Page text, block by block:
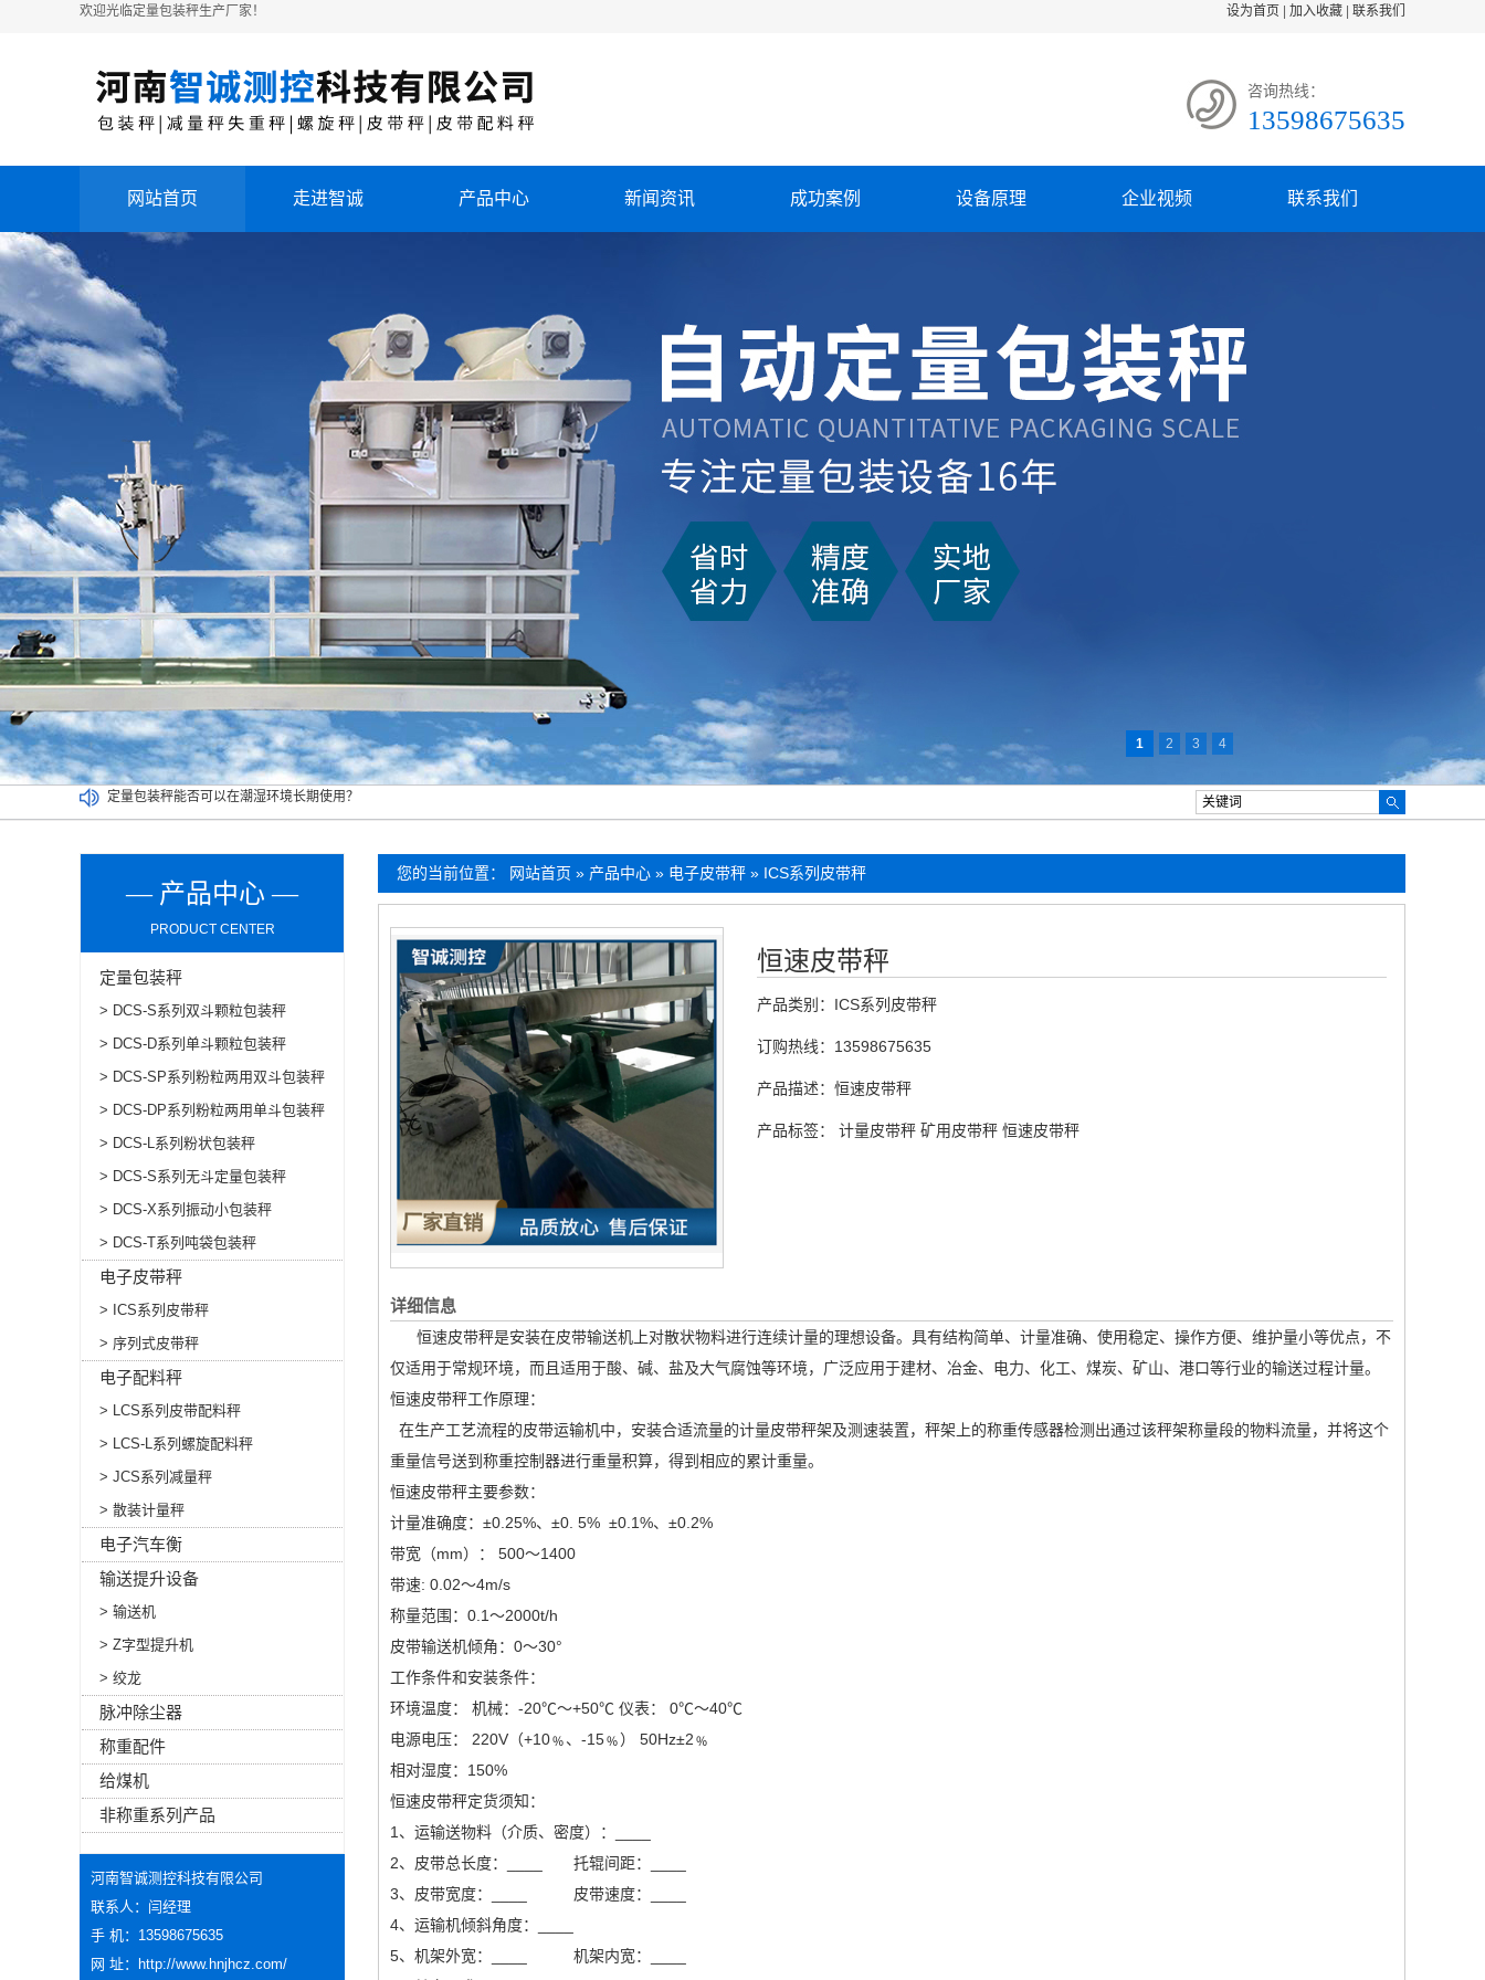
欢迎光临定量包装秤生产厂家！ 设为首页 加入收藏 联系我们
咨询热线：
13598675635
网站首页 走进智诚 产品中心 新闻资讯 成功案例 设备原理 企业视频 联系我们
1 2 3 4
定量包装秤能否可以在潮湿环境长期使用？
介绍双工位定量包装秤清洁及维护环节的操作事项
您的当前位置： 网站首页 » 产品中心 » 电子皮带秤 » ICS系列皮带秤
恒速皮带秤
产品类别： ICS系列皮带秤
订购热线： 13598675635
产品描述： 恒速皮带秤
产品标签： 计量皮带秤 矿用皮带秤 恒速皮带秤
详细信息
恒速皮带秤是安装在皮带输送机上对散状物料进行连续计量的理想设备。具有结构简单、计量准确、使用稳定、操作方便、维护量小等优点，不
仅适用于常规环境，而且适用于酸、碱、盐及大气腐蚀等环境，广泛应用于建材、冶金、电力、化工、煤炭、矿山、港口等行业的输送过程计量。
恒速皮带秤工作原理：
在生产工艺流程的皮带运输机中，安装合适流量的计量皮带秤架及测速装置，秤架上的称重传感器检测出通过该秤架称量段的物料流量，并将这个
重量信号送到称重控制器进行重量积算，得到相应的累计重量。
恒速皮带秤主要参数：
计量准确度：±0.25%、±0. 5% ±0.1%、±0.2%
带宽（mm）： 500～1400
带速: 0.02～4m/s
称量范围：0.1～2000t/h
皮带输送机倾角：0～30°
工作条件和安装条件：
环境温度： 机械：-20℃～+50℃ 仪表： 0℃～40℃
电源电压： 220V（+10﹪、-15﹪） 50Hz±2﹪
相对湿度：150%
恒速皮带秤定货须知：
1、运输送物料（介质、密度）：____
2、皮带总长度：____ 托辊间距：____
3、皮带宽度：____ 皮带速度：____
4、运输机倾斜角度：____
5、机架外宽：____ 机架内宽：____
— 产品中心 —
PRODUCT CENTER
定量包装秤
> DCS-S系列双斗颗粒包装秤
> DCS-D系列单斗颗粒包装秤
> DCS-SP系列粉粒两用双斗包装秤
> DCS-DP系列粉粒两用单斗包装秤
> DCS-L系列粉状包装秤
> DCS-S系列无斗定量包装秤
> DCS-X系列振动小包装秤
> DCS-T系列吨袋包装秤
电子皮带秤
> ICS系列皮带秤
> 序列式皮带秤
电子配料秤
> LCS系列皮带配料秤
> LCS-L系列螺旋配料秤
> JCS系列减量秤
> 散装计量秤
电子汽车衡
输送提升设备
> 输送机
> Z字型提升机
> 绞龙
脉冲除尘器
称重配件
给煤机
非称重系列产品
河南智诚测控科技有限公司
联系人：闫经理
手 机：13598675635
网 址：
http://www.hnjhcz.com/